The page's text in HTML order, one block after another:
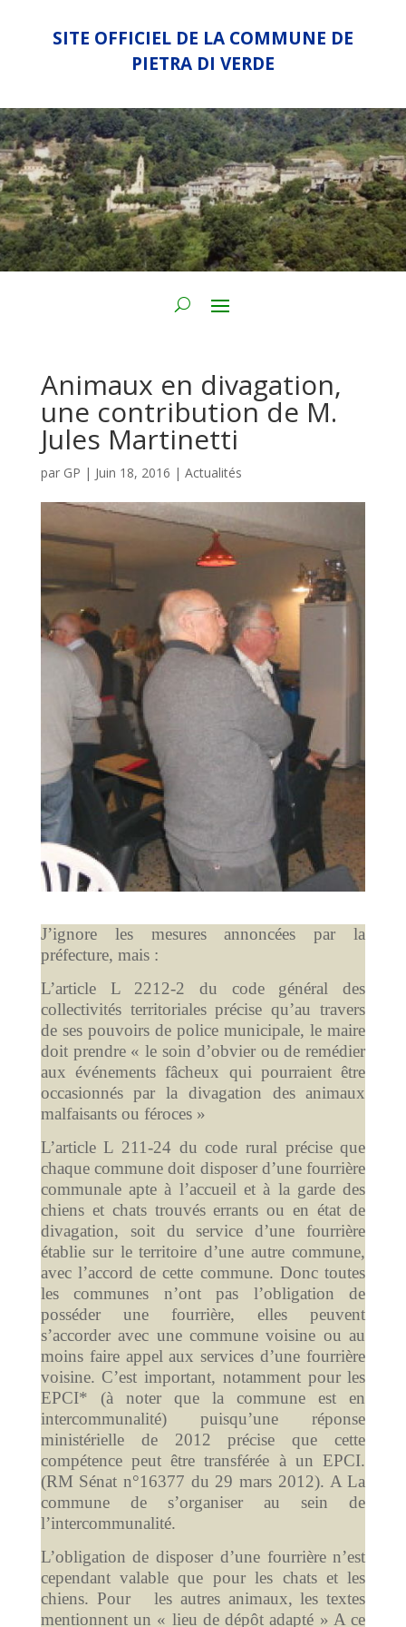
SITE OFFICIEL DE LA COMMUNE DE
PIETRA DI VERDE
Animaux en divagation,
une contribution de M.
Jules Martinetti
par GP | Juin 18, 2016 | Actualités
J’ignore les mesures annoncées par la
préfecture, mais :
L’article L 2212-2 du code général des
collectivités territoriales précise qu’au travers
de ses pouvoirs de police municipale, le maire
doit prendre « le soin d’obvier ou de remédier
aux événements fâcheux qui pourraient être
occasionnés par la divagation des animaux
malfaisants ou féroces »
L’article L 211-24 du code rural précise que
chaque commune doit disposer d’une fourrière
communale apte à l’accueil et à la garde des
chiens et chats trouvés errants ou en état de
divagation, soit du service d’une fourrière
établie sur le territoire d’une autre commune,
avec l’accord de cette commune. Donc toutes
les communes n’ont pas l’obligation de
posséder une fourrière, elles peuvent
s’accorder avec une commune voisine ou au
moins faire appel aux services d’une fourrière
voisine. C’est important, notamment pour les
EPCI* (à noter que la commune est en
intercommunalité) puisqu’une réponse
ministérielle de 2012 précise que cette
compétence peut être transférée à un EPCI.
(RM Sénat n°16377 du 29 mars 2012). A La
commune de s’organiser au sein de
l’intercommunalité.
L’obligation de disposer d’une fourrière n’est
cependant valable que pour les chats et les
chiens. Pour les autres animaux, les textes
mentionnent un « lieu de dépôt adapté » A ce